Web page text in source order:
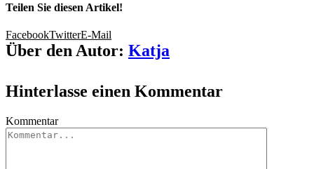
Teilen Sie diesen Artikel!
FacebookTwitterE-Mail
Über den Autor: Katja
Hinterlasse einen Kommentar
Kommentar